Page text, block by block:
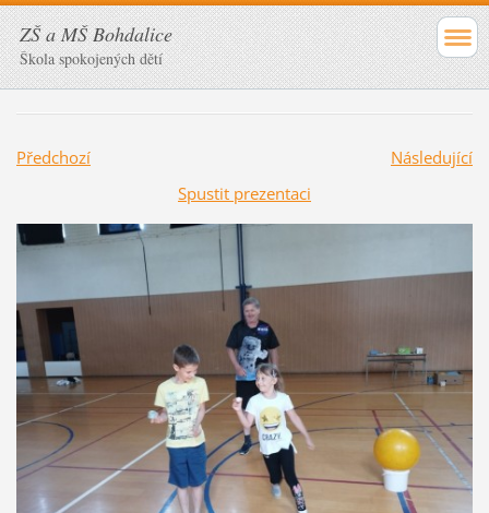
ZŠ a MŠ Bohdalice
Škola spokojených dětí
Předchozí
Následující
Spustit prezentaci